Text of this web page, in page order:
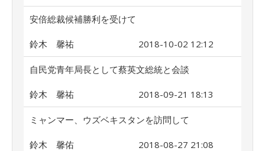
安倍総裁候補勝利を受けて
鈴木 馨祐 2018-10-02 12:12
自民党青年局長として蔡英文総統と会談
鈴木 馨祐 2018-09-21 18:13
ミャンマー、ウズベキスタンを訪問して
鈴木 馨佑 2018-08-27 21:08